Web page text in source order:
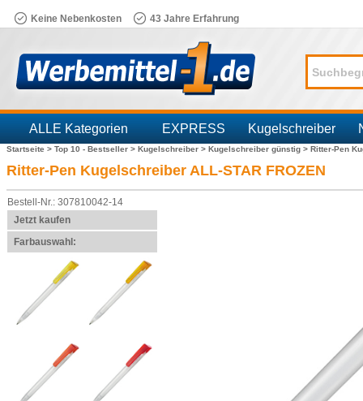
Keine Nebenkosten 43 Jahre Erfahrung
ALLE Kategorien EXPRESS Kugelschreiber
Branchen
Startseite > Top 10 - Bestseller > Kugelschreiber > Kugelschreiber günstig > Ritter-Pen
Ritter-Pen Kugelschreiber ALL-STAR FROZEN
Bestell-Nr.: 307810042-14
Jetzt kaufen
Farbauswahl: